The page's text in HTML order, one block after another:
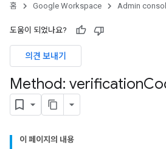
홈 Google Workspace Admin
도움이 되었나요?
의견 보내기
Method: verification
이 페이지의 내용